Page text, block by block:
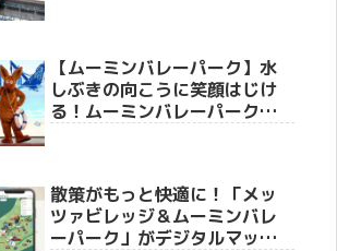
【ムーミンバレーパーク】水
しぶきの向こうに笑顔はじけ
る！ムーミンバレーパーク史
散策がもっと快適に！「メッ
ツァビレッジ＆ムーミンバレ
ーパーク」がデジタルマップ